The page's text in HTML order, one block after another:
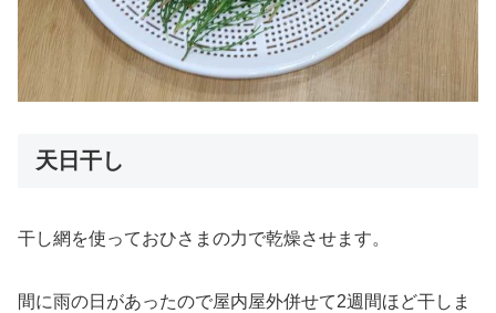
天日干し
干し網を使っておひさまの力で乾燥させます。
間に雨の日があったので屋内屋外併せて2週間ほど干しま